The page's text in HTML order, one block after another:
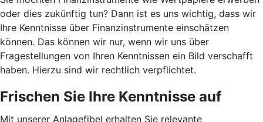
oder dies zukünftig tun? Dann ist es uns wichtig, dass wir
Ihre Kenntnisse über Finanzinstrumente einschätzen
können. Das können wir nur, wenn wir uns über
Fragestellungen von Ihren Kenntnissen ein Bild verschafft
haben. Hierzu sind wir rechtlich verpflichtet.
Frischen Sie Ihre Kenntnisse auf
Mit unserer Anlagefibel erhalten Sie relevante